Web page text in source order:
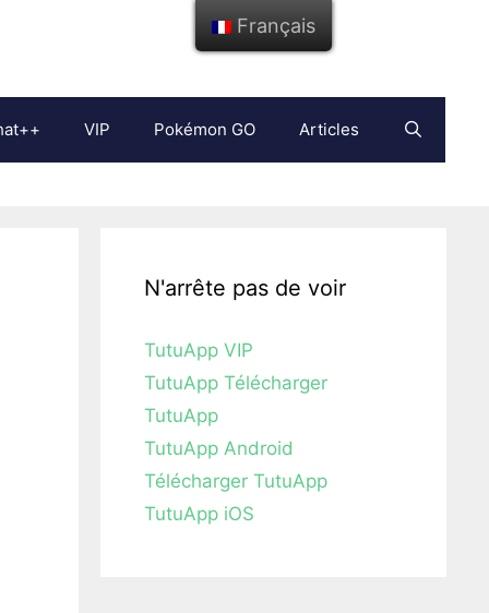
VIP Pokémon GO Articles
N'arrête pas de voir
TutuApp VIP
TutuApp Télécharger
TutuApp
TutuApp Android
Télécharger TutuApp
TutuApp iOS
Français